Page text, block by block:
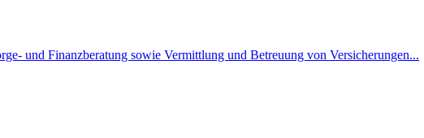
und Finanzberatung sowie Vermittlung und Betreuung von Versicherungen...